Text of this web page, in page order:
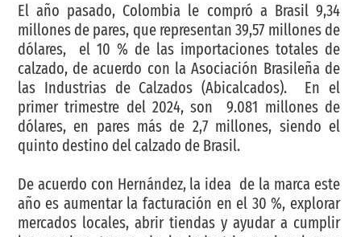
El año pasado, Colombia le compró a Brasil 9,34
millones de pares, que representan 39,57 millones de
dólares, el 10 % de las importaciones totales de
calzado, de acuerdo con la Asociación Brasileña de
las Industrias de Calzados (Abicalcados). En el
primer trimestre del 2024, son 9.081 millones de
dólares, en pares más de 2,7 millones, siendo el
quinto destino del calzado de Brasil.
De acuerdo con Hernández, la idea de la marca este
año es aumentar la facturación en el 30 %, explorar
mercados locales, abrir tiendas y ayudar a cumplir